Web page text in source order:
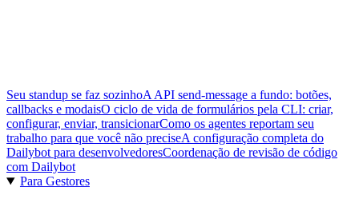
Seu standup se faz sozinhoA API send-message a fundo: botões,
callbacks e modaisO ciclo de vida de formulários pela CLI: criar,
configurar, enviar, transicionarComo os agentes reportam seu
trabalho para que você não preciseA configuração completa do
Dailybot para desenvolvedoresCoordenação de revisão de código
com Dailybot
Para Gestores